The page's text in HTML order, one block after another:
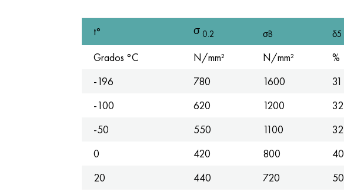
t° σ 0.2 σB δ5
Grados °C N/mm² N/mm² %
-196
780 1600 31
-100
620 1200 32
-50
550 1100 32
0
420 800 40
20
440 720 50